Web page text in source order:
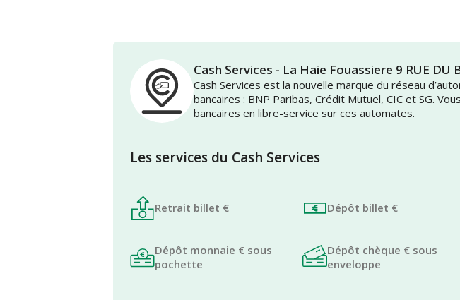
Cash Services - La Haie Fouassiere 9 RUE DU
Cash Services est la nouvelle marque du réseau
bancaires : BNP Paribas, Crédit Mutuel, CIC et SG.
bancaires en libre-service sur ces automates.
Les services du Cash Services
Retrait billet € Dépôt billet €
Dépôt monnaie € sous
pochette
Dépôt chèque € sous
enveloppe